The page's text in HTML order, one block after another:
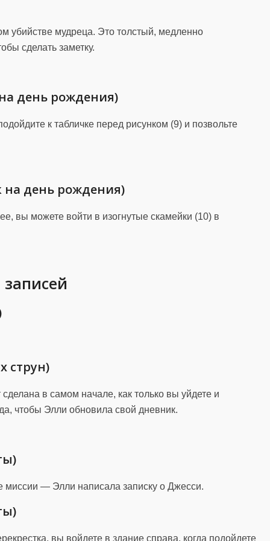
убийстве мудреца. Это толстый, медленно
сделать заметку.
день рождения)
к табличке перед рисунком (9) и позвольте
на день рождения)
вы можете войти в изогнутые скамейки (10) в
струн)
в самом начале, как только вы уйдете и
чтобы Элли обновила свой дневник.
миссии — Элли написала записку о Джесси.
вы войдете в здание справа, когда подойдете